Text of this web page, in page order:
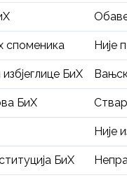
споменика Није
БиХ
БиХ
Није
БиХ